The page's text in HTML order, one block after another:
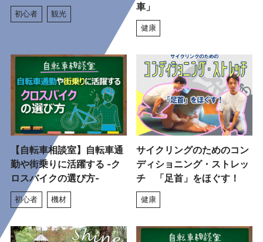
初心者 観光
車」
健康
【自転車相談室】自転車通
勤や街乗りに活躍する -ク
ロスバイクの選び方-
初心者 機材
サイクリングのためのコン
ディショニング・ストレッ
チ 「足首」をほぐす！
健康